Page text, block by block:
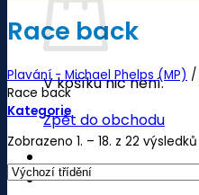
V košíku nic není.
Zpět do obchodu
Race back
Plavání - Michael Phelps (MP) /
Race back
Kategorie
Zobrazeno 1. – 18. z 22 výsledků